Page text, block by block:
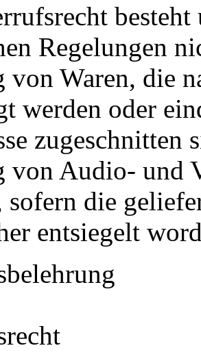
besteht
Regelungen
von Waren, die
werden oder
zugeschnitten
von Audio- und
sofern die
entsiegelt